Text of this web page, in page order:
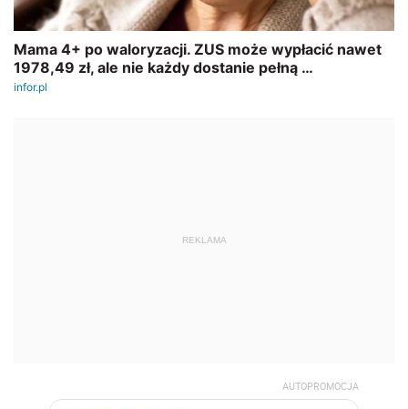
REKLAMA
AUTOPROMOCJA